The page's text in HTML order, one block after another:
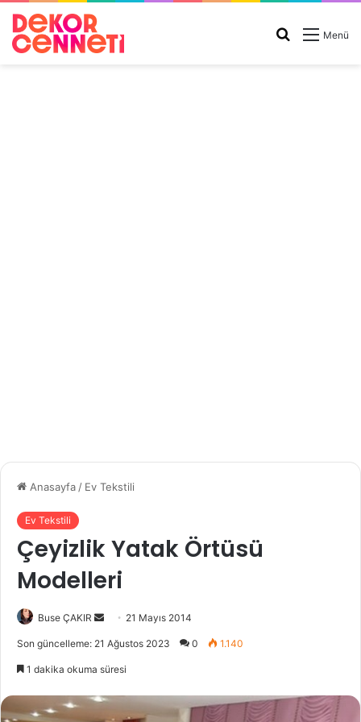
Menü
Arama
Anasayfa / Ev Tekstili
Ev Tekstili
Çeyizlik Yatak Örtüsü
Modelleri
Buse ÇAKIR
e
-
21 Mayıs 2014
Son güncelleme: 21 Ağustos 2023 0 1.140
1 dakika okuma süresi